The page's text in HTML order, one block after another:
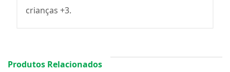
crianças +3.
Produtos Relacionados